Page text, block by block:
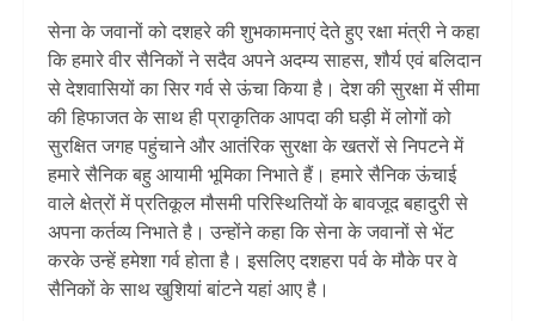
सेना के जवानों को दशहरे की शुभकामनाएं देते हुए रक्षा मंत्री ने कहा
कि हमारे वीर सैनिकों ने सदैव अपने अदम्य साहस, शौर्य एवं बलिदान
से देशवासियों का सिर गर्व से ऊंचा किया है। देश की सुरक्षा में सीमा
की हिफाजत के साथ ही प्राकृतिक आपदा की घड़ी में लोगों को
सुरक्षित जगह पहुंचाने और आतंरिक सुरक्षा के खतरों से निपटने में
हमारे सैनिक बहु आयामी भूमिका निभाते हैं। हमारे सैनिक ऊंचाई
वाले क्षेत्रों में प्रतिकूल मौसमी परिस्थितियों के बावजूद बहादुरी से
अपना कर्तव्य निभाते है। उन्होंने कहा कि सेना के जवानों से भेंट
करके उन्हें हमेशा गर्व होता है। इसलिए दशहरा पर्व के मौके पर वे
सैनिकों के साथ खुशियां बांटने यहां आए है।